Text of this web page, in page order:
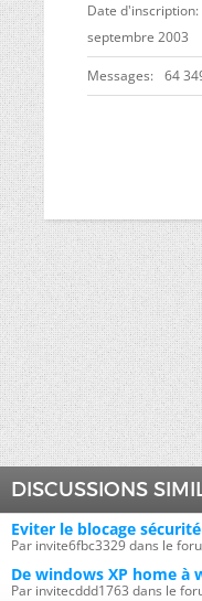
Date d'inscription
septembre 2003
Messages 64
DISCUSSIONS
Eviter le blocage
Par invite6fbc3329 dans le
De windows XP home à
Par invitecddd1763 dans le